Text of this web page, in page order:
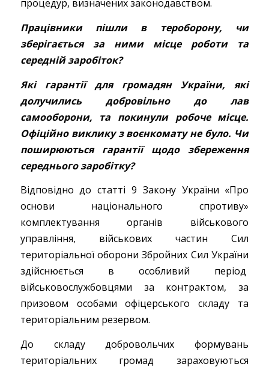
процедур, визначених законодавством.
Працівники пішли в тероборону, чи
зберігається за ними місце роботи та
середній заробіток?
Які гарантії для громадян України, які
долучились добровільно до лав
самооборони, та покинули робоче місце.
Офіційно виклику з воєнкомату не було. Чи
поширюються гарантії щодо збереження
середнього заробітку?
Відповідно до статті 9 Закону України «Про
основи національного спротиву»
комплектування органів військового
управління, військових частин Сил
територіальної оборони Збройних Сил України
здійснюється в особливий період
військовослужбовцями за контрактом, за
призовом особами офіцерського складу та
територіальним резервом.
До складу добровольчих формувань
територіальних громад зараховуються